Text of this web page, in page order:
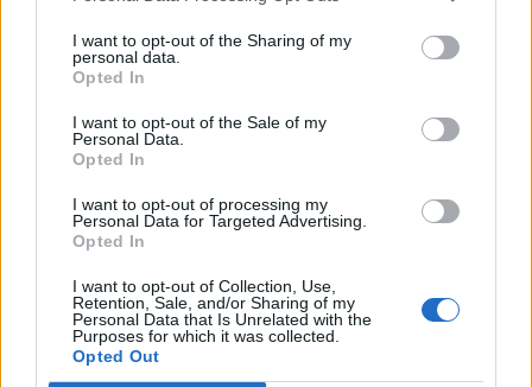
I want to opt-out of the Sharing of my
personal data.
Opted In
I want to opt-out of the Sale of my
Personal Data.
Opted In
I want to opt-out of processing my
Personal Data for Targeted Advertising.
Opted In
I want to opt-out of Collection, Use,
Retention, Sale, and/or Sharing of my
Personal Data that Is Unrelated with the
Purposes for which it was collected.
Opted Out